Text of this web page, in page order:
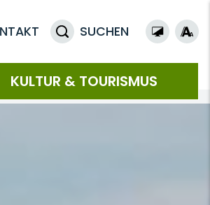
SUCHEN
KULTUR & TOURISMUS